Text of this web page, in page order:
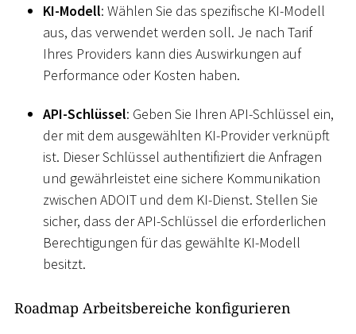
KI-Modell: Wählen Sie das spezifische KI-Modell
aus, das verwendet werden soll. Je nach Tarif
Ihres Providers kann dies Auswirkungen auf
Performance oder Kosten haben.
API-Schlüssel: Geben Sie Ihren API-Schlüssel ein,
der mit dem ausgewählten KI-Provider verknüpft
ist. Dieser Schlüssel authentifiziert die Anfragen
und gewährleistet eine sichere Kommunikation
zwischen ADOIT und dem KI-Dienst. Stellen Sie
sicher, dass der API-Schlüssel die erforderlichen
Berechtigungen für das gewählte KI-Modell
besitzt.
Roadmap Arbeitsbereiche konfigurieren